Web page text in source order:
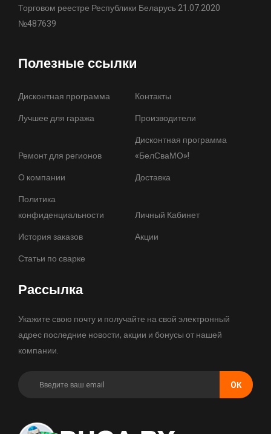
Торговом реестре Республики Беларусь 21.07.2020
№487639
Полезные ссылки
Дисконтная программа
Контакты
Лучшее для гаража
Производители
Ремонт для регионов
Дисконтная программа
«БелСваМО»!
О компании
Доставка
Политика
конфиденциальности
Личный Кабинет
История заказов
Акции
Статьи по сварке
Рассылка
Укажите свою почту и получайте на свой электронный
адрес последние новости, акции и бонусы от нашей
компании.
OК